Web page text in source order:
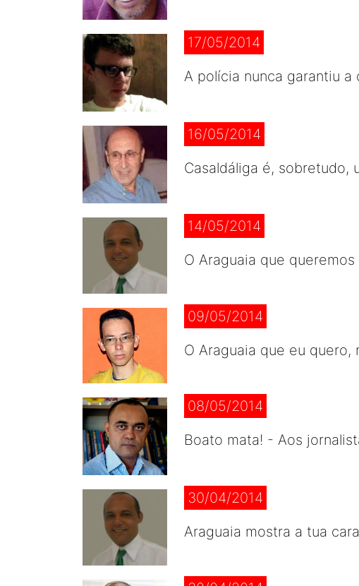
17/05/2014
A polícia nunca garantiu
16/05/2014
Casaldáliga é,
14/05/2014
O Araguaia que
09/05/2014
O Araguaia que eu
08/05/2014
Boato mata! - Aos
30/04/2014
Araguaia mostra a tua